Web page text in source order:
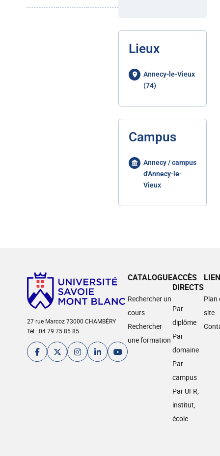
Lieux
Annecy-le-Vieux
(74)
Campus
Annecy / campus
d'Annecy-le-
Vieux
27 rue Marcoz 73000 CHAMBÉRY
Tél : 04 79 75 85 85
CATALOGUE
Rechercher un
cours
Rechercher
une formation
ACCÈS
DIRECTS
Par
diplôme
Par
domaine
Par
campus
Par UFR,
institut,
école
Plan
site